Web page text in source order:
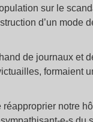
sur le
d’un mode
de journaux et
formaient
notre